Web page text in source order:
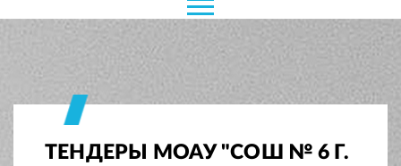
ТЕНДЕРЫ МОАУ "СОШ № 6 Г.